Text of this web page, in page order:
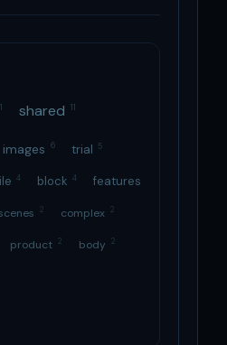
shared 11
images 6 trial 5
4 block 4 features
2 complex 2
product 2 body 2